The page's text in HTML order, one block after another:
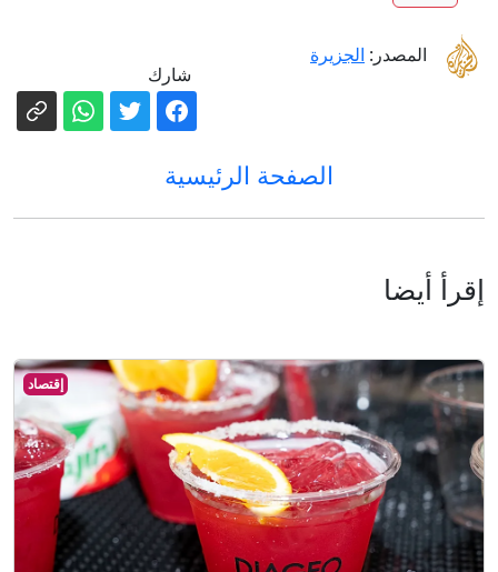
المصدر: الجزيرة
شارك
الصفحة الرئيسية
إقرأ أيضا
إقتصاد